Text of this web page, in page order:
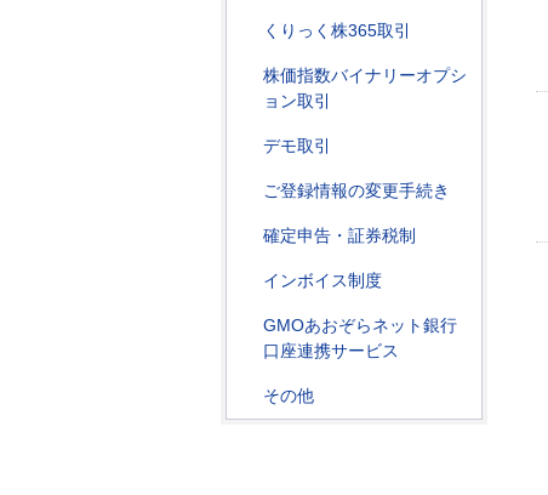
くりっく株365取引
株価指数バイナリーオプシ
ョン取引
デモ取引
ご登録情報の変更手続き
確定申告・証券税制
インボイス制度
GMOあおぞらネット銀行
口座連携サービス
その他